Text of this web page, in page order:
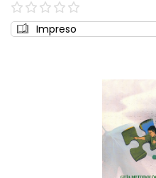
0%
Impreso